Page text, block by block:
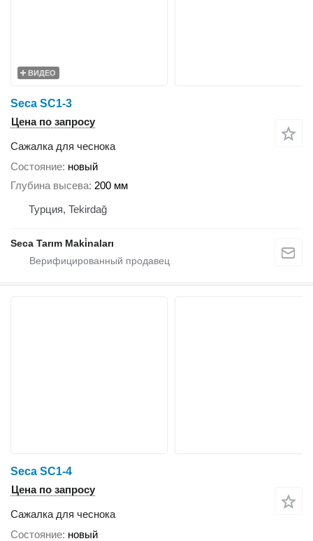
ВИДЕО
Seca SC1-3
Цена по запросу
Сажалка для чеснока
Состояние новый
Глубина высева 200 мм
Турция, Tekirdağ
Seca Tarım Maki̇naları
Seca SC1-4
Цена по запросу
Сажалка для чеснока
Состояние новый